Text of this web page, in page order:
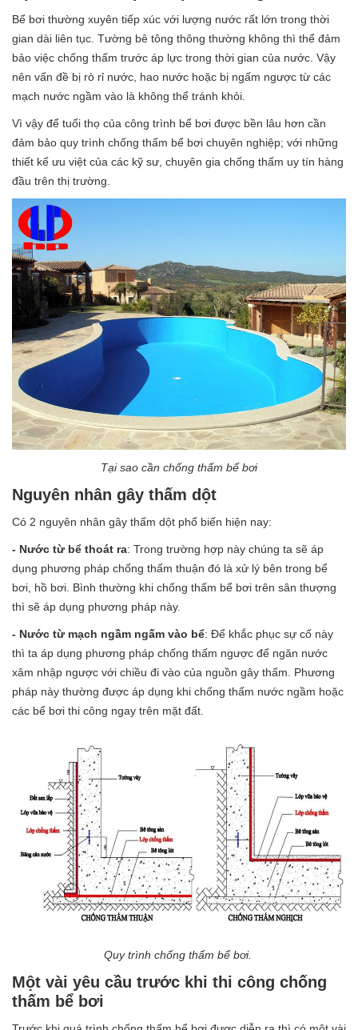
Bể bơi thường xuyên tiếp xúc với lượng nước rất lớn trong thời
gian dài liên tục. Tường bê tông thông thường không thì thể đảm
bảo việc chống thấm trước áp lực trong thời gian của nước. Vậy
nên vấn đề bị rò rỉ nước, hao nước hoặc bị ngấm ngược từ các
mạch nước ngầm vào là không thể tránh khỏi.
Vì vậy để tuổi thọ của công trình bể bơi được bền lâu hơn cần
đảm bảo quy trình chống thấm bể bơi chuyên nghiệp; với những
thiết kế ưu việt của các kỹ sư, chuyên gia chống thấm uy tín hàng
đầu trên thị trường.
Tại sao cần chống thấm bể bơi
Nguyên nhân gây thấm dột
Có 2 nguyên nhân gây thấm dột phổ biến hiện nay:
- Nước từ bể thoát ra: Trong trường hợp này chúng ta sẽ áp
dụng phương pháp chống thấm thuận đó là xử lý bên trong bể
bơi, hồ bơi. Bình thường khi chống thấm bể bơi trên sân thượng
thì sẽ áp dụng phương pháp này.
- Nước từ mạch ngầm ngấm vào bể: Để khắc phục sự cố này
thì ta áp dụng phương pháp chống thấm ngược để ngăn nước
xâm nhập ngược với chiều đi vào của nguồn gây thấm. Phương
pháp này thường được áp dụng khi chống thấm nước ngầm hoặc
các bể bơi thi công ngay trên mặt đất.
Quy trình chống thấm bể bơi.
Một vài yêu cầu trước khi thi công chống
thấm bể bơi